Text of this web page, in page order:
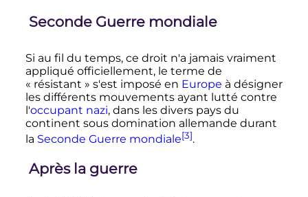
Seconde Guerre mondiale
Si au fil du temps, ce droit n'a jamais vraiment
appliqué officiellement, le terme de
« résistant » s'est imposé en Europe à désigner
les différents mouvements ayant lutté contre
l'occupant nazi, dans les divers pays du
continent sous domination allemande durant
la Seconde Guerre mondiale[3].
Après la guerre